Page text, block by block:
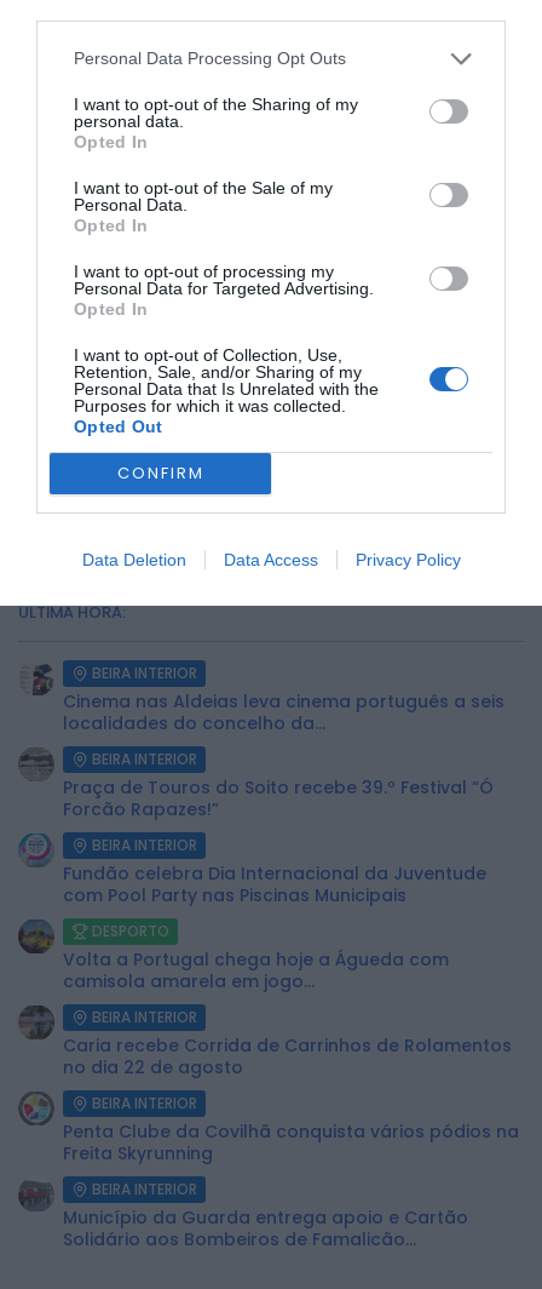
Personal Data Processing Opt Outs
I want to opt-out of the Sharing of my
personal data.
Opted In
I want to opt-out of the Sale of my
Personal Data.
Opted In
I want to opt-out of processing my
Personal Data for Targeted Advertising.
Opted In
I want to opt-out of Collection, Use,
Retention, Sale, and/or Sharing of my
Personal Data that Is Unrelated with the
Purposes for which it was collected.
Opted Out
CONFIRM
Data Deletion Data Access Privacy Policy
A todos os bombeiros e bombeiras que se dedicam
diariamente à missão de salvar vidas, fica o
incansável.
ÚLTIMA HORA:
BEIRA INTERIOR
Cinema nas Aldeias leva cinema português a seis
localidades do concelho da...
BEIRA INTERIOR
Praça de Touros do Soito recebe 39.º Festival “Ó
Forcão Rapazes!”
BEIRA INTERIOR
Fundão celebra Dia Internacional da Juventude
com Pool Party nas Piscinas Municipais
DESPORTO
Volta a Portugal chega hoje a Águeda com
camisola amarela em jogo...
BEIRA INTERIOR
Caria recebe Corrida de Carrinhos de Rolamentos
no dia 22 de agosto
BEIRA INTERIOR
Penta Clube da Covilhã conquista vários pódios na
Freita Skyrunning
BEIRA INTERIOR
Município da Guarda entrega apoio e Cartão
Solidário aos Bombeiros de Famalicão...